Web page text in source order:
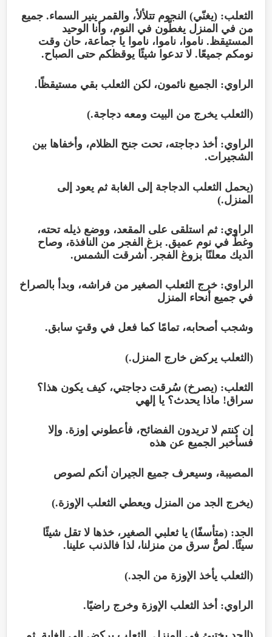
الثعلب: (يغنّي) النجوم تتلألأ، والقمر ينير السماء. جميع
من في المنزل يغطّون في النوم، وأنا الوحيد
المستيقظ. ناموا، ناموا، ناموا يا جماعة، حان وقت
نومكم جميعًا. لا تدعوا شيئًا يوقظكم حتى الصباح.
الراوي: الجميع نائمون، لكن الثعلب بقي مستيقظًا.
(الثعلب يخرج من البيت ومعه دجاجة.)
الراوي: أخذ دجاجته، تحت جنح الظلام، وأخفاها بين
الشجيرات.
(يحمل الثعلب الدجاجة إلى الغابة ثم يعود إلى
المنزل.)
الراوي: ثم استلقى على المقعد، ووضع ذيله تحته،
وغطّ في نوم عميق. بزغ الفجر من النافذة، وصاح
الديك معلنًا بزوغ الفجر. أشرقت الشمس.
الراوي: خرج الثعلب الصغير من فراشه، وبدأ بالصراخ
في جميع أنحاء المنزل
وشجب أصحابه، تمامًا كما فعل في وقتٍ سابق.
(الثعلب يركض خارج المنزل.)
الثعلب: (يصرخ) سُرقت دجاجتي، كيف يكون هذا؟
سراق! ماذا يحدث؟ يا إلهي
إن كنتم لا تريدون الفضائح، فأعطوني إوزة. وإلا
فسأخبر الجميع عن هذه
المصيبة، وسيعرف جميع الجيران أنكم لصوص
(يخرج الجد من المنزل ويعطي الثعلب الإوزة.)
الجد: (متأسفًا) يا ثعلبي الصغير، خذها لا تقل شيئًا
سيئًا. لصٌّ سرق من منزلنا، لذا فالذنب علينا.
(الثعلب يأخذ الإوزة من الجد.)
الراوي: أخذ الثعلب الإوزة وخرج راضيًا.